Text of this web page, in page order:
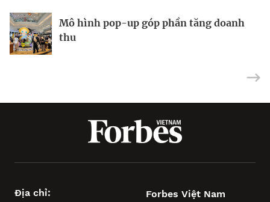
Mô hình pop-up góp phần tăng doanh
thu
Midcap và penny trỗi dậy
Ngành dệt may định hình lại thị trường
Địa chỉ:
Forbes Việt Nam